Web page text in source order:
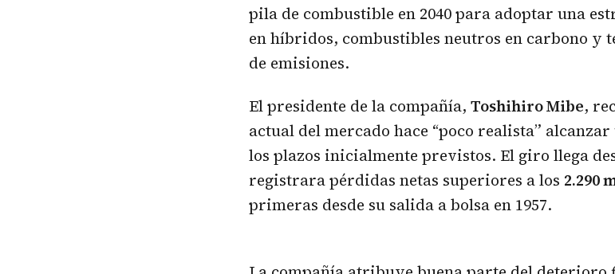
pila de combustible en 2040 para adoptar una
en híbridos, combustibles neutros en carbono y
de emisiones.
El presidente de la compañía, Toshihiro Mibe,
actual del mercado hace “poco realista”
los plazos inicialmente previstos. El giro llega
registrara pérdidas netas superiores a los 2.290
primeras desde su salida a bolsa en 1957.